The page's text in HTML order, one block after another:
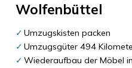
Wolfenbüttel
Umzugskisten packen
Umzugsgüter 494
Wiederaufbau der Möbel